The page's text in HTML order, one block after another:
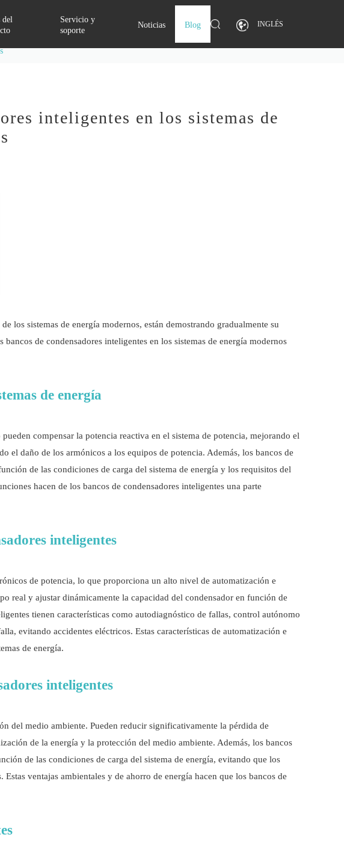
del
Servicio y
soporte
Noticias Blog INGLÉS
inteligentes en los sistemas de
los sistemas de energía modernos, están demostrando gradualmente su
de condensadores inteligentes en los sistemas de energía modernos
de energía
compensar la potencia reactiva en el sistema de potencia, mejorando el
el daño de los armónicos a los equipos de potencia. Además, los bancos de
de las condiciones de carga del sistema de energía y los requisitos del
hacen de los bancos de condensadores inteligentes una parte
inteligentes
de potencia, lo que proporciona un alto nivel de automatización e
real y ajustar dinámicamente la capacidad del condensador en función de
tienen características como autodiagnóstico de fallas, control autónomo
evitando accidentes eléctricos. Estas características de automatización e
de energía.
inteligentes
del medio ambiente. Pueden reducir significativamente la pérdida de
de la energía y la protección del medio ambiente. Además, los bancos
de las condiciones de carga del sistema de energía, evitando que los
ventajas ambientales y de ahorro de energía hacen que los bancos de